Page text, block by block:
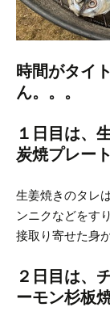
時間がタイ
ん。。。
１日目は、
炭焼プレー
生姜焼きのタレ
ンニクなどをす
接取り寄せた身
２日目は、
ーモン杉板